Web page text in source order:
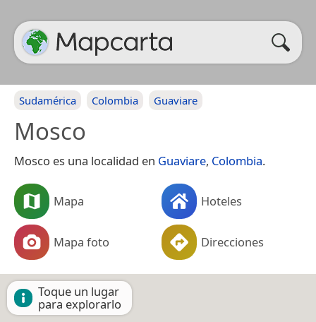
Sudamérica Colombia Guaviare
Mosco
Mosco es una localidad en Guaviare, Colombia.
Mapa Hoteles
Mapa foto Direcciones
Toque un lugar
para explorarlo